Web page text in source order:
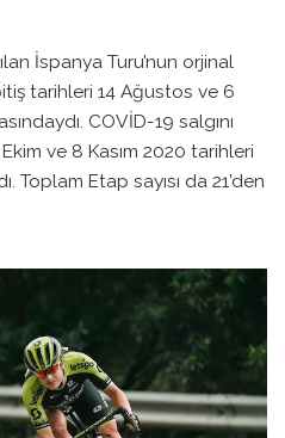
İspanya Turu’nun orjinal
tarihleri 14 Ağustos ve 6
COVİD-19 salgını
ve 8 Kasım 2020 tarihleri
Toplam Etap sayısı da 21’den